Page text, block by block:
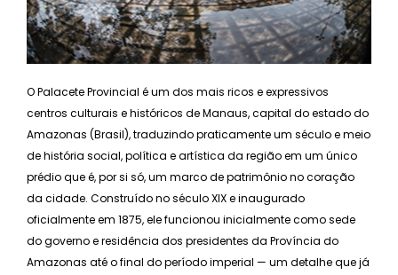
O Palacete Provincial é um dos mais ricos e expressivos
centros culturais e históricos de Manaus, capital do estado do
Amazonas (Brasil), traduzindo praticamente um século e meio
de história social, política e artística da região em um único
prédio que é, por si só, um marco de patrimônio no coração
da cidade. Construído no século XIX e inaugurado
oficialmente em 1875, ele funcionou inicialmente como sede
do governo e residência dos presidentes da Província do
Amazonas até o final do período imperial — um detalhe que já